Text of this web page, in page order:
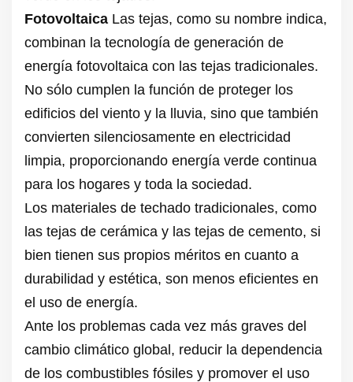
Fotovoltaica Las tejas, como su nombre indica,
combinan la tecnología de generación de
energía fotovoltaica con las tejas tradicionales.
No sólo cumplen la función de proteger los
edificios del viento y la lluvia, sino que también
convierten silenciosamente en electricidad
limpia, proporcionando energía verde continua
para los hogares y toda la sociedad.
Los materiales de techado tradicionales, como
las tejas de cerámica y las tejas de cemento, si
bien tienen sus propios méritos en cuanto a
durabilidad y estética, son menos eficientes en
el uso de energía.
Ante los problemas cada vez más graves del
cambio climático global, reducir la dependencia
de los combustibles fósiles y promover el uso